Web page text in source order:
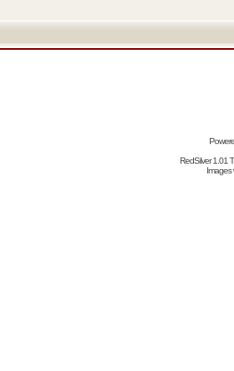
RedSilver 1.01
Images